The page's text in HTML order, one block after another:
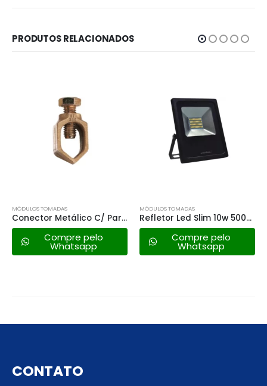
PRODUTOS RELACIONADOS
MÓDULOS TOMADAS
Conector Metálico C/ Parafuso P/ Haste de Terra 1/2″
Compre pelo
Whatsapp
MÓDULOS TOMADAS
Refletor Led Slim 10w 5000k – Bivolt
Compre pelo
Whatsapp
CONTATO